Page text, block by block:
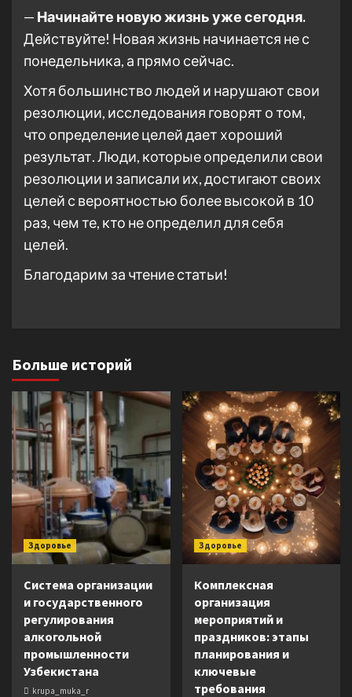
— Начинайте новую жизнь уже сегодня.
Действуйте! Новая жизнь начинается не с
понедельника, а прямо сейчас.
Хотя большинство людей и нарушают свои
резолюции, исследования говорят о том,
что определение целей дает хороший
результат. Люди, которые определили свои
резолюции и записали их, достигают своих
целей с вероятностью более высокой в 10
раз, чем те, кто не определил для себя
целей.
Благодарим за чтение статьи!
Больше историй
Здоровье
Система организации
и государственного
регулирования
алкогольной
промышленности
Узбекистана
krupa_muka_r
Здоровье
Комплексная
организация
мероприятий и
праздников: этапы
планирования и
ключевые
требования